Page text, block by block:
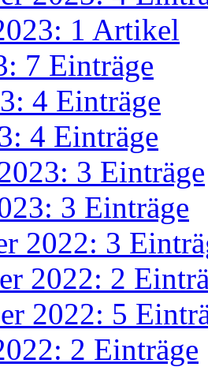
1 Artikel
7 Einträge
4 Einträge
4 Einträge
3 Einträge
3 Einträge
2022: 3
2022: 2
2022: 5
2 Einträge